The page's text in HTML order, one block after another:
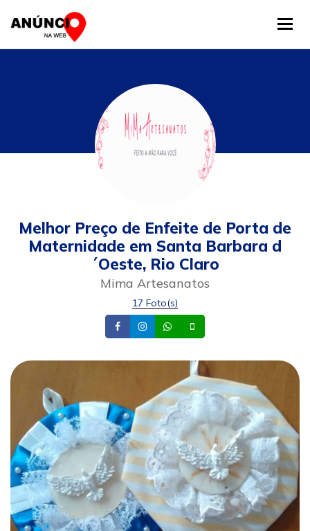
Melhor Preço de Enfeite de Porta de
Maternidade em Santa Barbara d
´Oeste, Rio Claro
Mima Artesanatos
17 Foto(s)
FacebookInstagramWhatsapp